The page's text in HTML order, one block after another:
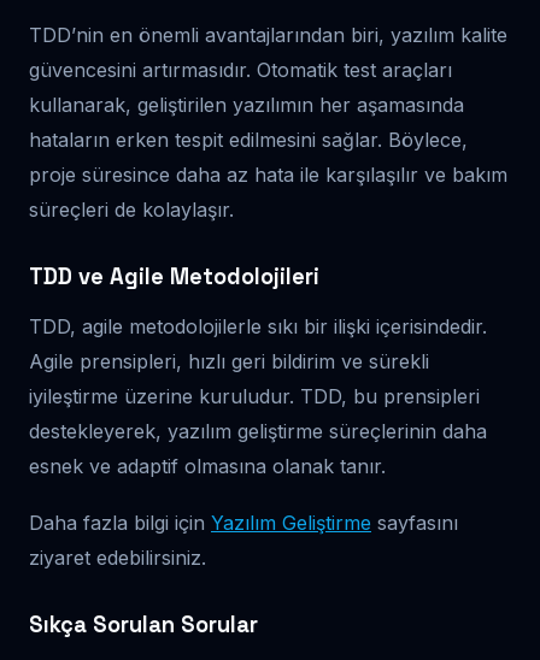
TDD’nin en önemli avantajlarından biri, yazılım kalite
güvencesini artırmasıdır. Otomatik test araçları
kullanarak, geliştirilen yazılımın her aşamasında
hataların erken tespit edilmesini sağlar. Böylece,
proje süresince daha az hata ile karşılaşılır ve bakım
süreçleri de kolaylaşır.
TDD ve Agile Metodolojileri
TDD, agile metodolojilerle sıkı bir ilişki içerisindedir.
Agile prensipleri, hızlı geri bildirim ve sürekli
iyileştirme üzerine kuruludur. TDD, bu prensipleri
destekleyerek, yazılım geliştirme süreçlerinin daha
esnek ve adaptif olmasına olanak tanır.
Daha fazla bilgi için Yazılım Geliştirme sayfasını
ziyaret edebilirsiniz.
Sıkça Sorulan Sorular